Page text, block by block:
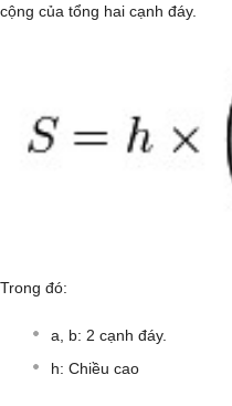
cộng của tổng hai cạnh đáy.
Trong đó:
a, b: 2 cạnh đáy.
h: Chiều cao